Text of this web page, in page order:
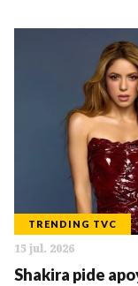
TRENDING TVC
15 jul. 2026
Shakira pide